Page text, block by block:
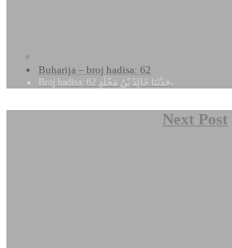
Buharija – broj hadisa: 62
Broj hadisa: 62 حَدَّثَنَا خَالِدُ بْنُ مَخْلَدٍ،
Next Post